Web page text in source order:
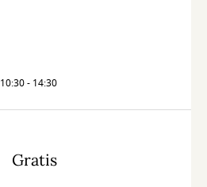
10:30 - 14:30
Gratis